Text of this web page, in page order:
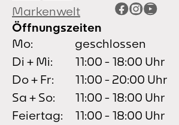
Markenwelt
Facebook
Öffnungszeiten
Mo:
geschlossen
Di + Mi:
11:00 - 18:00 Uhr
Do + Fr:
11:00 - 20:00 Uhr
Sa + So:
11:00 - 18:00 Uhr
Feiertag:
11:00 - 18:00 Uhr